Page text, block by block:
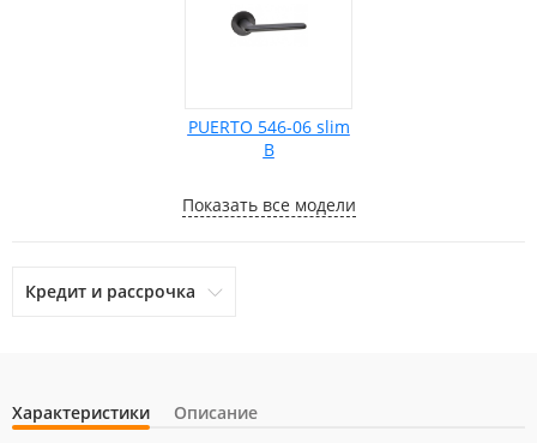
PUERTO 546-06 slim
B
Показать все модели
Кредит и рассрочка
otpbank
Характеристики Описание